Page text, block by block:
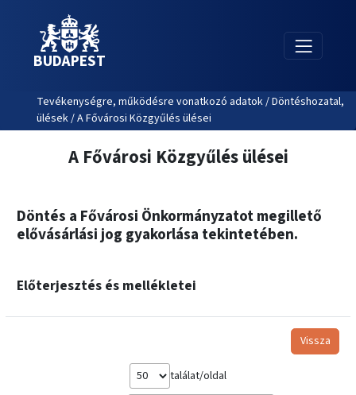
BUDAPEST
Tevékenységre, működésre vonatkozó adatok / Döntéshozatal,
ülések / A Fővárosi Közgyűlés ülései
A Fővárosi Közgyűlés ülései
Döntés a Fővárosi Önkormányzatot megillető
elővásárlási jog gyakorlása tekintetében.
Előterjesztés és mellékletei
Vissza
találat/oldal